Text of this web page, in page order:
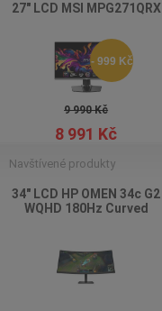
27" LCD MSI MPG271QRX
- 999 Kč
9 990 Kč
8 991 Kč
Navštívené produkty
34" LCD HP OMEN 34c G2
WQHD 180Hz Curved